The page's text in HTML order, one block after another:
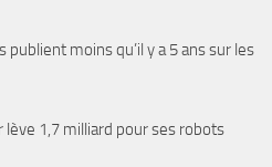
publient moins qu’il y a 5 ans sur les
lève 1,7 milliard pour ses robots